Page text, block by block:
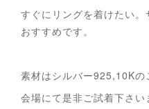
すぐにリングを着けたい
おすすめです。
素材はシルバー925,10Kの
会場にて是非ご試着下さい